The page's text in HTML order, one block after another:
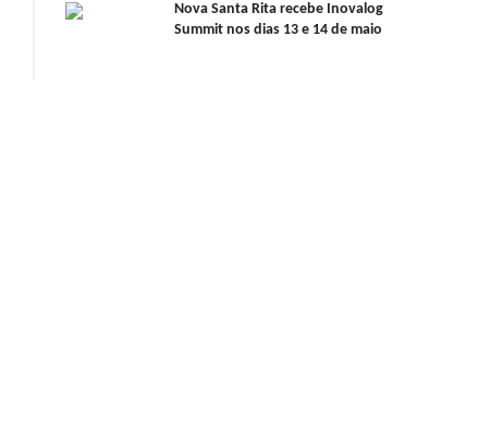
Nova Santa Rita recebe Inovalog
Summit nos dias 13 e 14 de maio